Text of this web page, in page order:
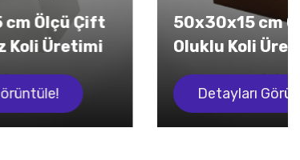
50x30x15 cm Ölçü Çift
Oluklu Koli Üretim
Detayları Görüntüle!